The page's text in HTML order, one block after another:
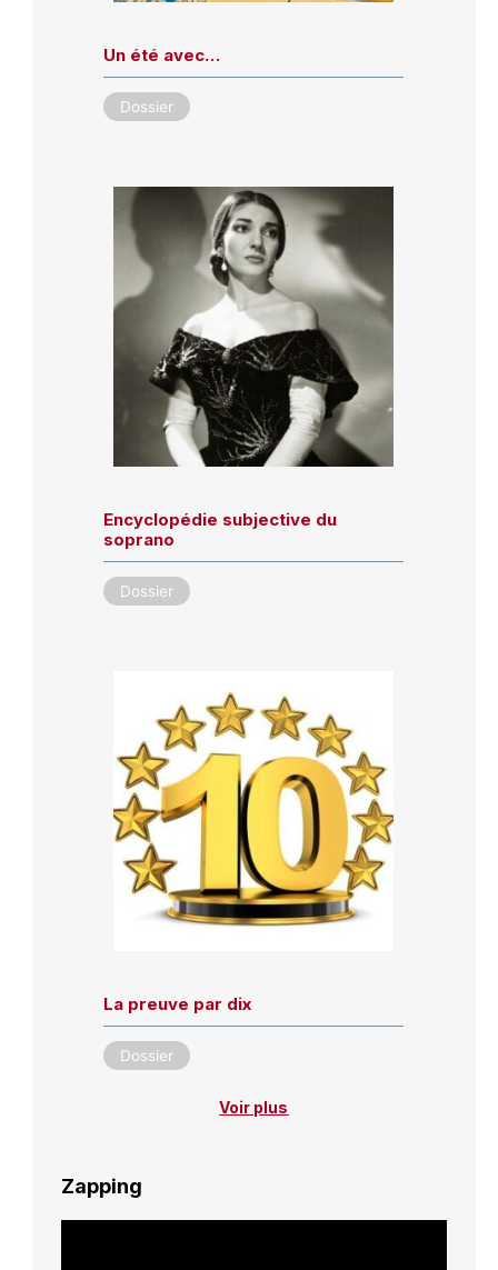
Un été avec…
Dossier
Encyclopédie subjective du
soprano
Dossier
La preuve par dix
Dossier
Voir plus
Zapping